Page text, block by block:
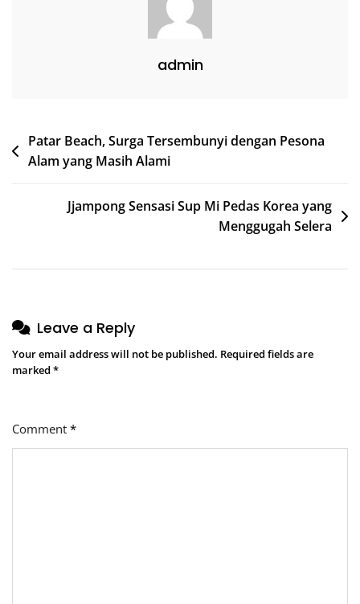
Nyaman
admin
Post
navigation
Patar Beach, Surga Tersembunyi dengan Pesona
Alam yang Masih Alami
Jjampong Sensasi Sup Mi Pedas Korea yang
Menggugah Selera
Leave a Reply
Your email address will not be published. Required fields are
marked *
Comment *